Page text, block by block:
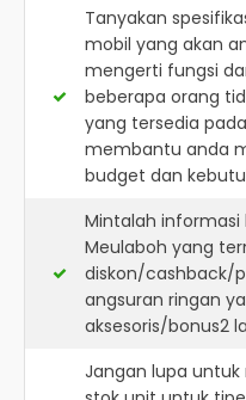
Tanyakan
mobil yang akan
mengerti fungsi
beberapa orang
yang tersedia
membantu anda
budget dan
Mintalah informasi
Meulaboh yang
diskon/cashback/
angsuran ringan
aksesoris/bonus2
Jangan lupa